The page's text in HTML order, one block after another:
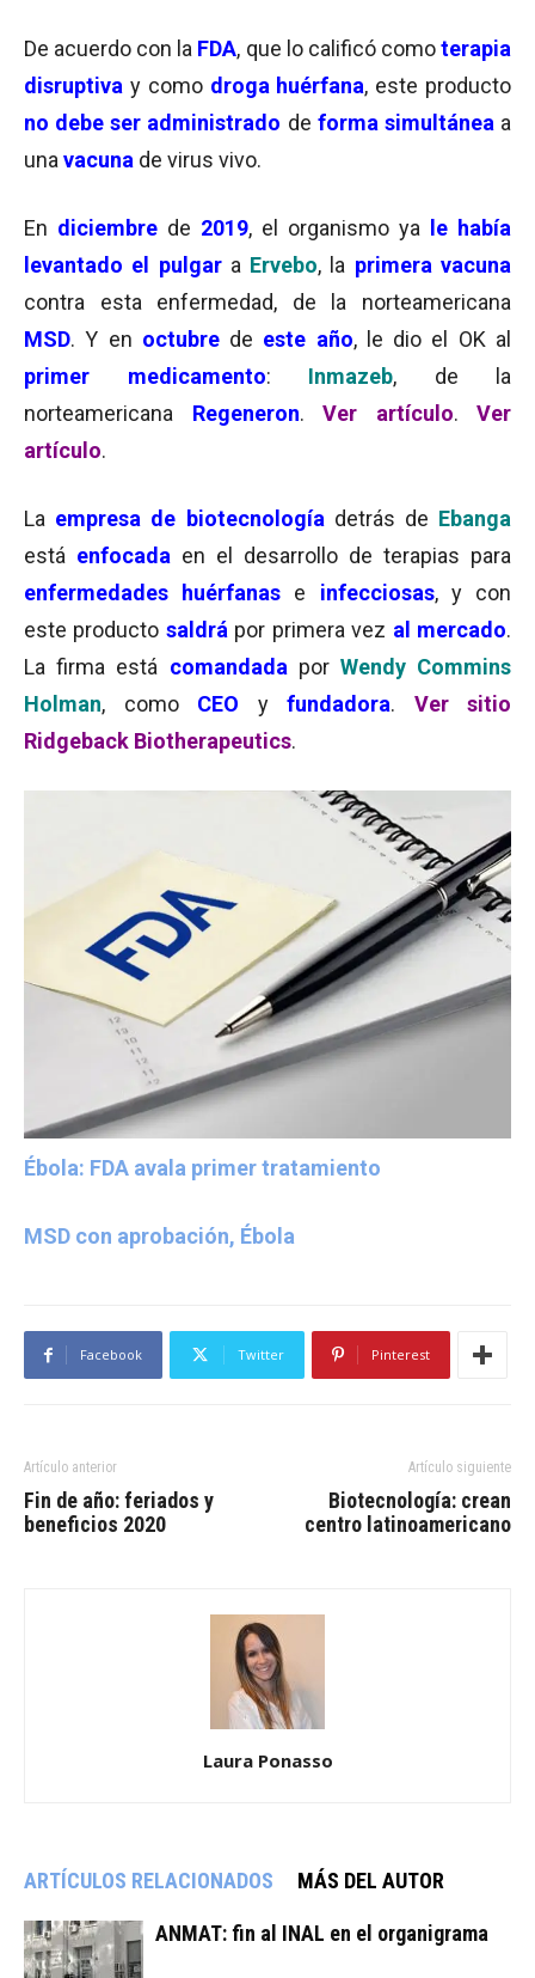
De acuerdo con la FDA, que lo calificó comoterapia
disruptiva y como droga huérfana, este producto
no debe ser administrado de forma simultánea a
una vacuna de virus vivo.
En diciembre de 2019, el organismo ya le había
levantado el pulgara Ervebo, la primera vacuna
contra esta enfermedad, de la norteamericana
MSD. Y en octubre de este año, le dio el OK al
primer medicamento: Inmazeb, de la
norteamericana Regeneron. Ver artículo. Ver
artículo.
La empresa de biotecnología detrás de Ebanga
está enfocada en el desarrollo de terapias para
enfermedades huérfanas e infecciosas, y con
este producto saldrá por primera vez al mercado.
La firma está comandada por Wendy Commins
Holman, como CEO y fundadora. Ver sitio
Ridgeback Biotherapeutics.
Ébola: FDA avala primer tratamiento
MSD con aprobación, Ébola
Facebook Twitter Pinterest
Artículo anterior
Fin de año: feriados y
beneficios 2020
Artículo siguiente
Biotecnología: crean
centro latinoamericano
Laura Ponasso
ARTÍCULOS RELACIONADOS MÁS DEL AUTOR
ANMAT: fin al INAL en el organigrama